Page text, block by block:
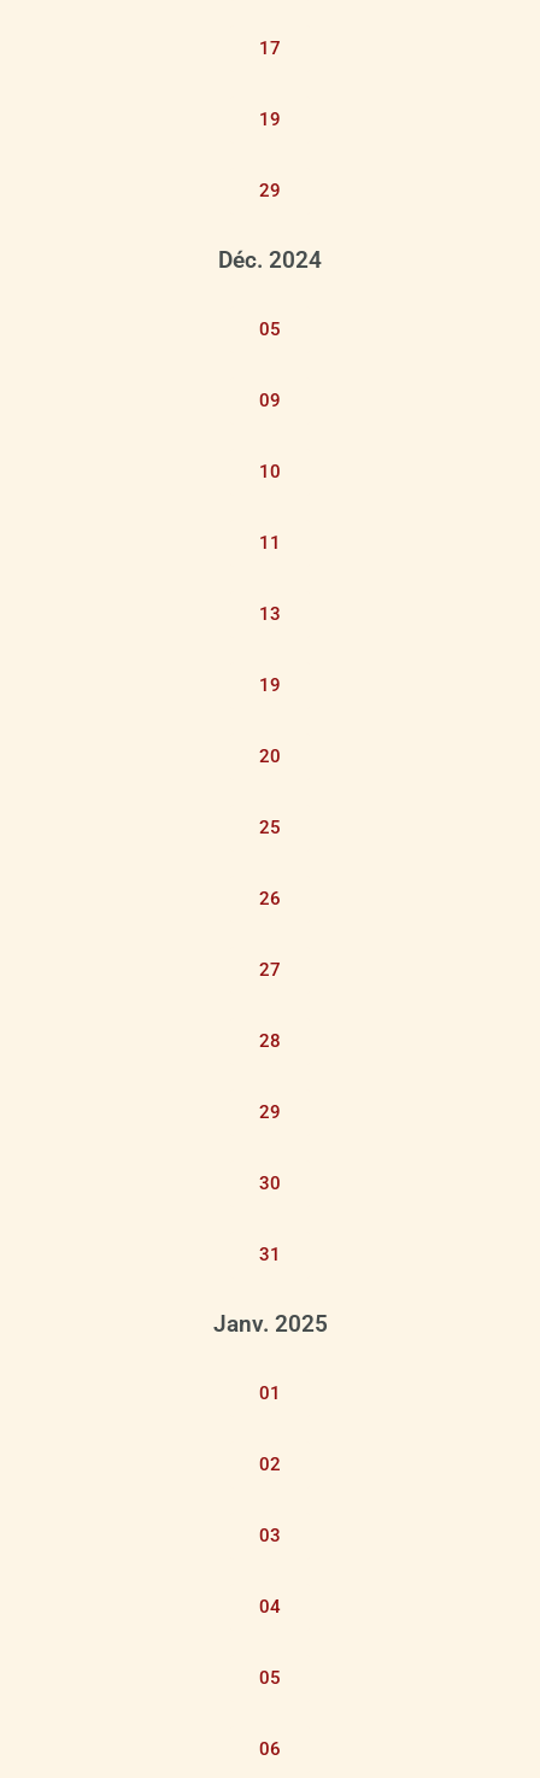
17
19
29
Déc. 2024
05
09
10
11
13
19
20
25
26
27
28
29
30
31
Janv. 2025
01
02
03
04
05
06